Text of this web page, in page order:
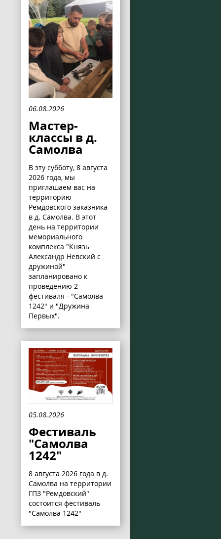
06.08.2026
Мастер-
классы в д.
Самолва
В эту субботу, 8 августа
2026 года, мы
приглашаем вас на
территорию
Ремдовского заказника
в д. Самолва. В этот
день на территории
мемориального
комплекса "Князь
Александр Невский с
дружиной"
запланировано к
проведению 2
фестиваля - "Самолва
1242" и "Дружина
Первых".
05.08.2026
Фестиваль
"Самолва
1242"
8 августа 2026 года в д.
Самолва на территории
ГПЗ "Ремдовский"
состоится фестиваль
"Самолва 1242"